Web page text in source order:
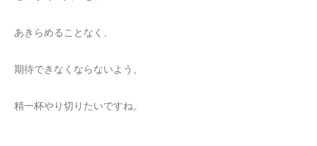
あきらめることなく、
期待できなくならないよう、
精一杯やり切りたいですね。